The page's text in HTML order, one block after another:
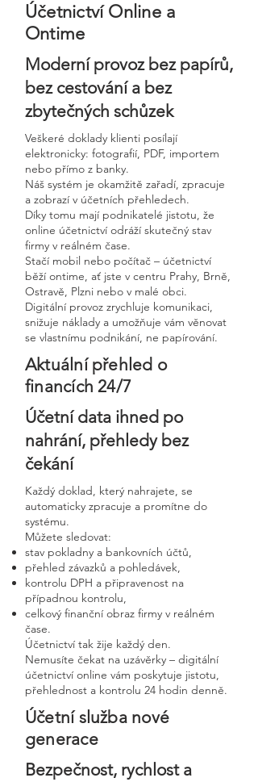
Účetnictví Online a
Ontime
Moderní provoz bez papírů,
bez cestování a bez
zbytečných schůzek
Veškeré doklady klienti posílají
elektronicky: fotografií, PDF, importem
nebo přímo z banky.
Náš systém je okamžitě zařadí, zpracuje
a zobrazí v účetních přehledech.
Díky tomu mají podnikatelé jistotu, že
online účetnictví odráží skutečný stav
firmy v reálném čase.
Stačí mobil nebo počítač – účetnictví
běží ontime, ať jste v centru Prahy, Brně,
Ostravě, Plzni nebo v malé obci.
Digitální provoz zrychluje komunikaci,
snižuje náklady a umožňuje vám věnovat
se vlastnímu podnikání, ne papírování.
Aktuální přehled o
financích 24/7
Účetní data ihned po
nahrání, přehledy bez
čekání
Každý doklad, který nahrajete, se
automaticky zpracuje a promítne do
systému.
Můžete sledovat:
stav pokladny a bankovních účtů,
přehled závazků a pohledávek,
kontrolu DPH a připravenost na
případnou kontrolu,
celkový finanční obraz firmy v reálném
čase.
Účetnictví tak žije každý den.
Nemusíte čekat na uzávěrky – digitální
účetnictví online vám poskytuje jistotu,
přehlednost a kontrolu 24 hodin denně.
Účetní služba nové
generace
Bezpečnost, rychlost a